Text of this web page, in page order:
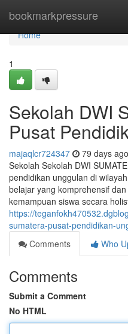
bookmarkpressure
Home
Home
1
Sekolah DWI
Pusat
majaqlcr724347 79 days ago
Sekolah Sekolah DWI
pendidikan unggulan di
belajar yang komprehensif
kemampuan siswa secara
https://
sumatera-pusat-pendidikan-
Comments
Who
Comments
Submit a Comment
No HTML